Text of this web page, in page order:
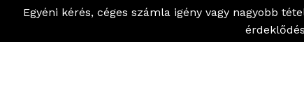
Egyéni kérés, céges számla igény vagy nagyobb